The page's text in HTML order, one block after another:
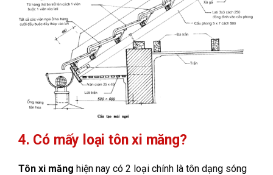
4. Có mấy loại tôn xi măng?
Tôn xi măng hiện nay có 2 loại chính là tôn dạng sóng